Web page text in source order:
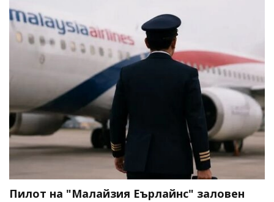
Пилот на "Малайзия Еърлайнс" заловен